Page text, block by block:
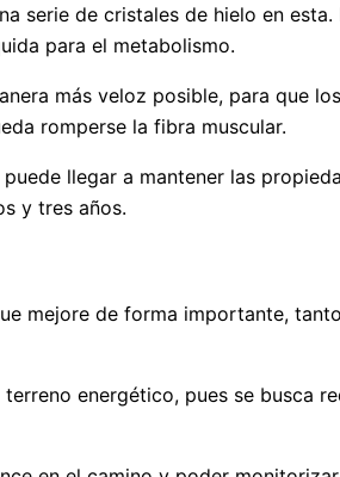
serie de cristales de hielo en
para el metabolismo.
más veloz posible, para que
romperse la fibra muscular.
llegar a mantener las
y tres años.
mejore de forma importante,
energético, pues se busca